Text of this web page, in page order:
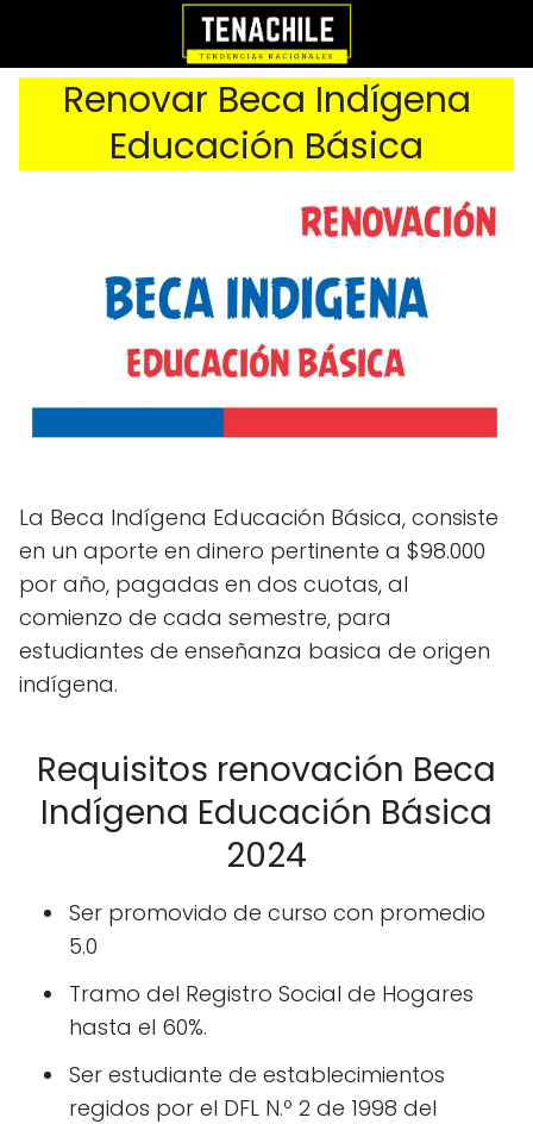
Renovar Beca Indígena
Educación Básica
La Beca Indígena Educación Básica, consiste
en un aporte en dinero pertinente a $98.000
por año, pagadas en dos cuotas, al
comienzo de cada semestre, para
estudiantes de enseñanza basica de origen
indígena.
Requisitos renovación Beca
Indígena Educación Básica
2024
Ser promovido de curso con promedio
5.0
Tramo del Registro Social de Hogares
hasta el 60%.
Ser estudiante de establecimientos
regidos por el DFL N.º 2 de 1998 del